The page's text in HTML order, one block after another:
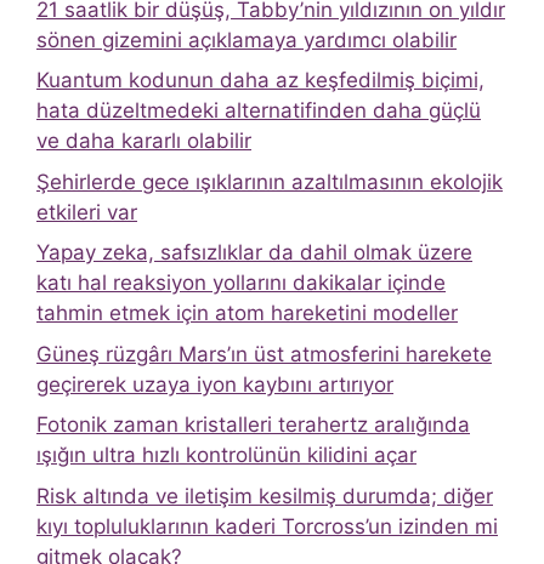
21 saatlik bir düşüş, Tabby’nin yıldızının on yıldır
sönen gizemini açıklamaya yardımcı olabilir
Kuantum kodunun daha az keşfedilmiş biçimi,
hata düzeltmedeki alternatifinden daha güçlü
ve daha kararlı olabilir
Şehirlerde gece ışıklarının azaltılmasının ekolojik
etkileri var
Yapay zeka, safsızlıklar da dahil olmak üzere
katı hal reaksiyon yollarını dakikalar içinde
tahmin etmek için atom hareketini modeller
Güneş rüzgârı Mars’ın üst atmosferini harekete
geçirerek uzaya iyon kaybını artırıyor
Fotonik zaman kristalleri terahertz aralığında
ışığın ultra hızlı kontrolünün kilidini açar
Risk altında ve iletişim kesilmiş durumda; diğer
kıyı topluluklarının kaderi Torcross’un izinden mi
gitmek olacak?